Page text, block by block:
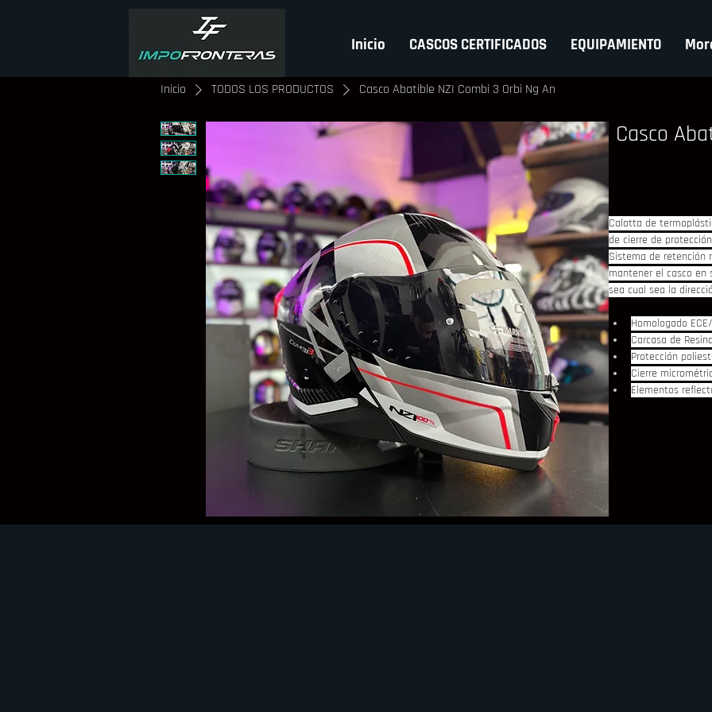
Inicio CASCOS CERTIFICADOS EQUIPAMIENTO
Inicio TODOS LOS PRODUCTOS Casco Abatible NZI Combi 3 Orbi Ng An
Casco
Calotta de
de cierre de
Sistema de retención
mantener el casco en
sea cual sea la
Homologado
Carcasa de
Protección
Cierre
Elementos